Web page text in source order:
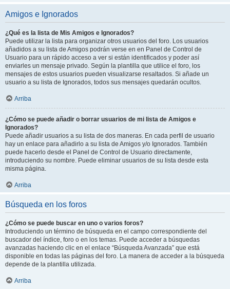
Amigos e Ignorados
¿Qué es la lista de Mis Amigos e Ignorados?
Puede utilizar la lista para organizar otros usuarios del foro. Los usuarios
añadidos a su lista de Amigos podrán verse en en Panel de Control de
Usuario para un rápido acceso a ver si están identificados y poder así
enviarles un mensaje privado. Según la plantilla que utilice el foro, los
mensajes de estos usuarios pueden visualizarse resaltados. Si añade un
usuario a su lista de Ignorados, todos sus mensajes quedarán ocultos.
Arriba
¿Cómo se puede añadir o borrar usuarios de mi lista de Amigos e
Ignorados?
Puede añadir usuarios a su lista de dos maneras. En cada perfil de usuario
hay un enlace para añadirlo a su lista de Amigos y/o Ignorados. También
puede hacerlo desde el Panel de Control de Usuario directamente,
introduciendo su nombre. Puede eliminar usuarios de su lista desde esta
misma página.
Arriba
Búsqueda en los foros
¿Cómo se puede buscar en uno o varios foros?
Introduciendo un término de búsqueda en el campo correspondiente del
buscador del índice, foro o en los temas. Puede acceder a búsquedas
avanzadas haciendo clic en el enlace “Búsqueda Avanzada” que está
disponible en todas las páginas del foro. La manera de acceder a la búsqueda
depende de la plantilla utilizada.
Arriba